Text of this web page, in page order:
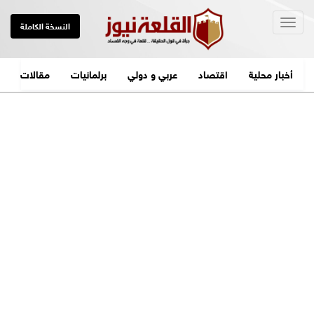
النسخة الكاملة
أخبار محلية اقتصاد عربي و دولي برلمانيات مقالات